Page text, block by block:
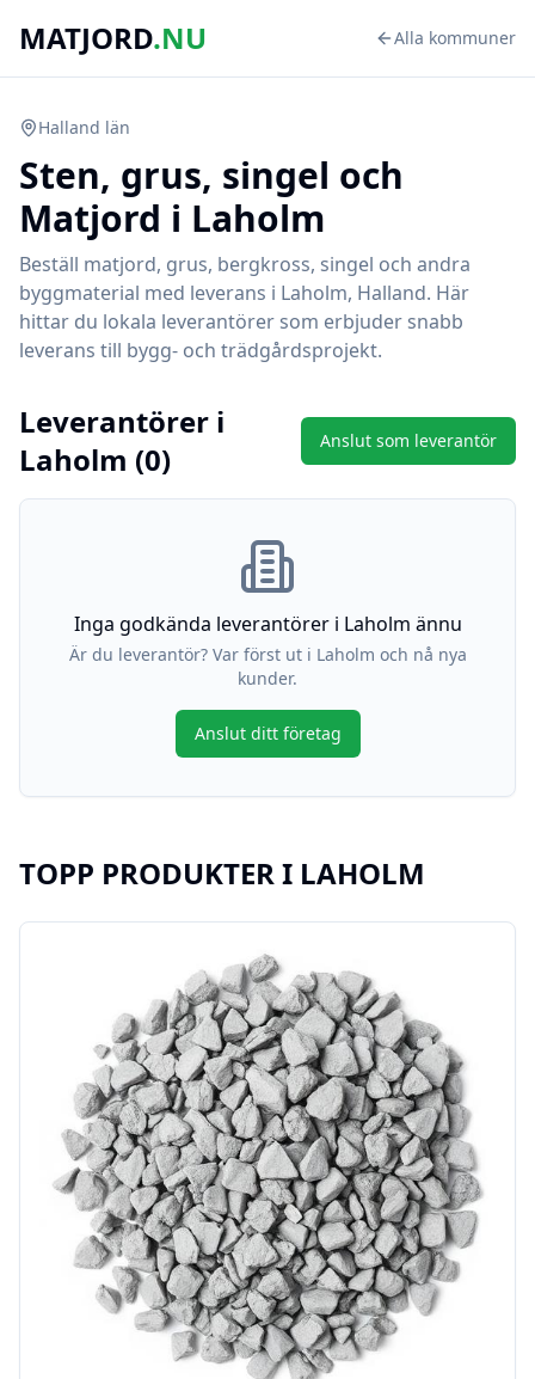
MATJORD.NU Alla kommuner
Halland län
Sten, grus, singel och
Matjord i Laholm
Beställ matjord, grus, bergkross, singel och andra
byggmaterial med leverans i Laholm, Halland. Här
hittar du lokala leverantörer som erbjuder snabb
leverans till bygg- och trädgårdsprojekt.
Leverantörer i
Laholm (0) Anslut som leverantör
Inga godkända leverantörer i Laholm ännu
Är du leverantör? Var först ut i Laholm och nå nya
kunder.
Anslut ditt företag
TOPP PRODUKTER I LAHOLM